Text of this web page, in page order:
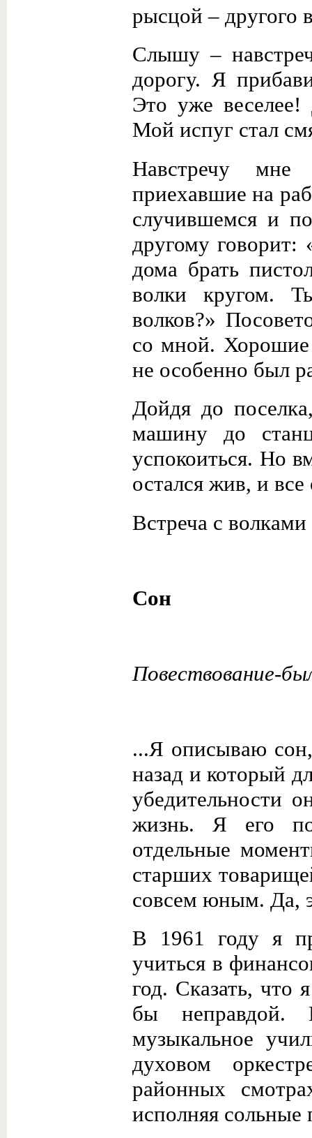
рысцой – другого
Слышу –
дорогу. Я
Это уже
Мой испуг стал
Навстречу мне
приехавшие на
случившемся и
другому
дома брать
волки кругом.
волков?»
со мной. Хорошие
не особенно был
Дойдя до
машину до
успокоиться. Но
остался жив, и
Встреча с волками
Сон
Повествование-
...Я описываю
назад и который
убедительности
жизнь. Я его
отдельные
старших
совсем юным. Да,
В 1961 году я
учиться в
год. Сказать, что
бы неправдой.
музыкальное
духовом
районных
исполняя сольные